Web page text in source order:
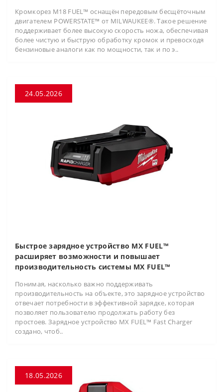
Кромкорез M18 FUEL™ оснащён передовым бесщёточным
двигателем POWERSTATE™ от MILWAUKEE®. Такое решение
поддерживает более высокую скорость ножа, обеспечивая
более чистую и быструю обработку кромок и превосходя
бензиновые аналоги как по мощности, так и по э..
24.05.2026
Быстрое зарядное устройство MX FUEL™
расширяет возможности и повышает
производительность системы MX FUEL™
Понимая, насколько важно поддерживать
производительность на объекте, это зарядное устройство
отвечает потребности в эффективной зарядке, которая
позволяет пользователю продолжать работу без
простоев. Зарядное устройство MX FUEL™ Fast Charger
создано, чтоб..
18.05.2026